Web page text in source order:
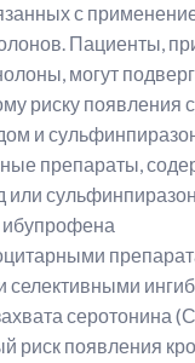
с
Пациенты,
могут
риску появления
и
препараты,
или
селективными
серотонина
риск появления